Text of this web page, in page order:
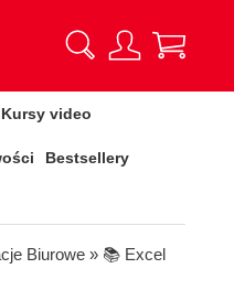
Kursy video
Bestsellery
Biurowe » 📚 Excel